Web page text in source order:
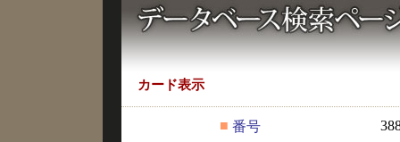
カード表示
■ 番号